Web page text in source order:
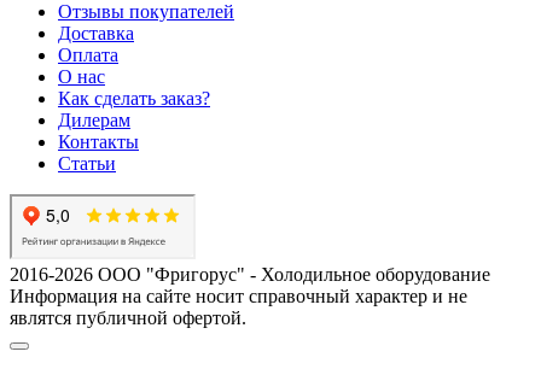
Отзывы покупателей
Доставка
Оплата
О нас
Как сделать заказ?
Дилерам
Контакты
Статьи
2016-2026 ООО "Фригорус" - Холодильное оборудование
Информация на сайте носит справочный характер и не
являтся публичной офертой.